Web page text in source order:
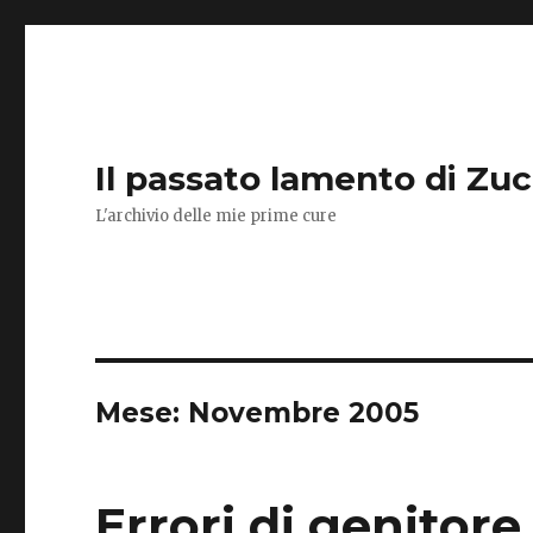
Il passato lamento di
L'archivio delle mie prime cure
Mese: Novembre 2005